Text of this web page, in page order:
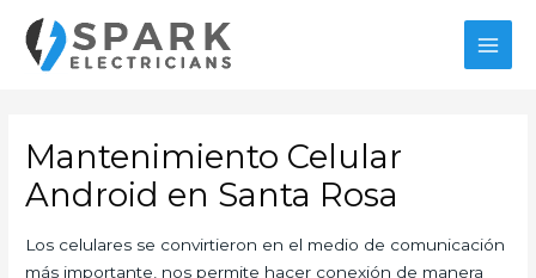
contenido
Mantenimiento Celular
Android en Santa Rosa
Los celulares se convirtieron en el medio de comunicación
más importante, nos permite hacer conexión de manera